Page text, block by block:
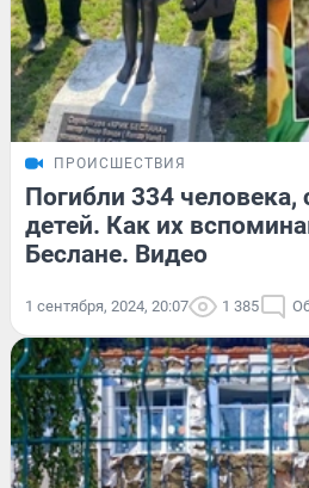
ПРОИСШЕСТВИЯ
Погибли 334 человека,
детей. Как их
Беслане. Видео
1 сентября, 2024, 20:07 1 385